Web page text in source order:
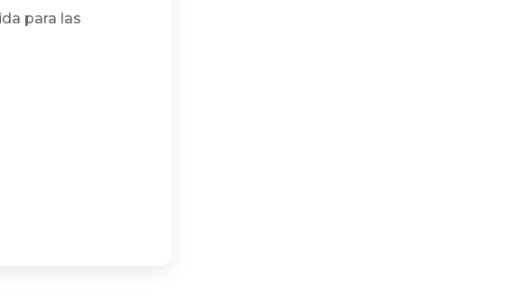
para las